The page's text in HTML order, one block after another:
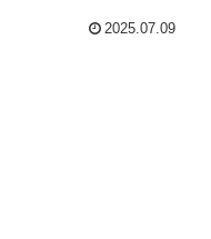
2025.07.09